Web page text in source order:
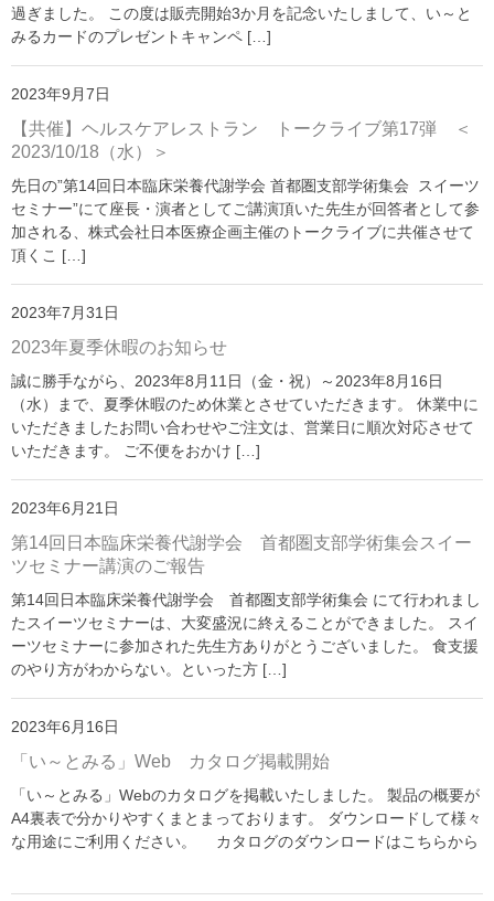
過ぎました。 この度は販売開始3か月を記念いたしまして、い～と
みるカードのプレゼントキャンペ […]
2023年9月7日
【共催】ヘルスケアレストラン トークライブ第17弾 ＜
2023/10/18（水）＞
先日の”第14回日本臨床栄養代謝学会 首都圏支部学術集会 スイーツ
セミナー”にて座長・演者としてご講演頂いた先生が回答者として参
加される、株式会社日本医療企画主催のトークライブに共催させて
頂くこ […]
2023年7月31日
2023年夏季休暇のお知らせ
誠に勝手ながら、2023年8月11日（金・祝）～2023年8月16日
（水）まで、夏季休暇のため休業とさせていただきます。 休業中に
いただきましたお問い合わせやご注文は、営業日に順次対応させて
いただきます。 ご不便をおかけ […]
2023年6月21日
第14回日本臨床栄養代謝学会 首都圏支部学術集会スイー
ツセミナー講演のご報告
第14回日本臨床栄養代謝学会 首都圏支部学術集会 にて行われまし
たスイーツセミナーは、大変盛況に終えることができました。 スイ
ーツセミナーに参加された先生方ありがとうございました。 食支援
のやり方がわからない。といった方 […]
2023年6月16日
「い～とみる」Web カタログ掲載開始
「い～とみる」Webのカタログを掲載いたしました。 製品の概要が
A4裏表で分かりやすくまとまっております。 ダウンロードして様々
な用途にご利用ください。 カタログのダウンロードはこちらから